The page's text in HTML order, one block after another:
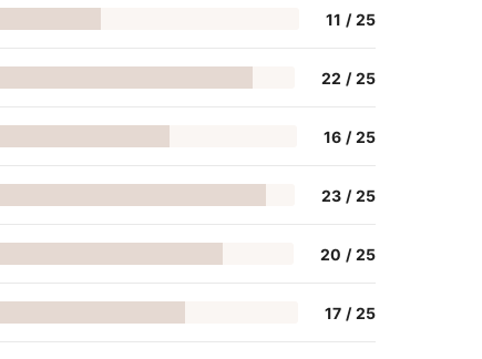
11 / 25
22 / 25
16 / 25
23 / 25
20 / 25
17 / 25